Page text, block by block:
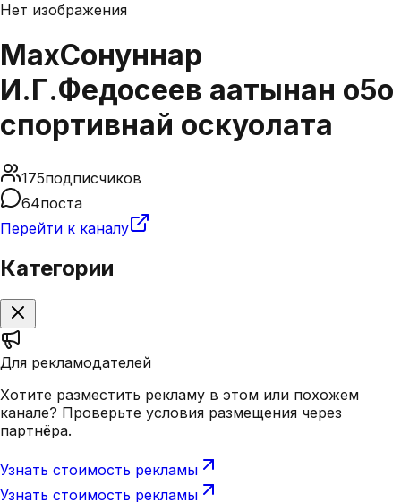
Нет изображения
MaxСонуннар
И.Г.Федосеев аатынан о5о
спортивнай оскуолата
175подписчиков
64поста
Перейти к каналу
Категории
Для рекламодателей
Хотите разместить рекламу в этом или похожем
канале? Проверьте условия размещения через
партнёра.
Узнать стоимость рекламы
Узнать стоимость рекламы